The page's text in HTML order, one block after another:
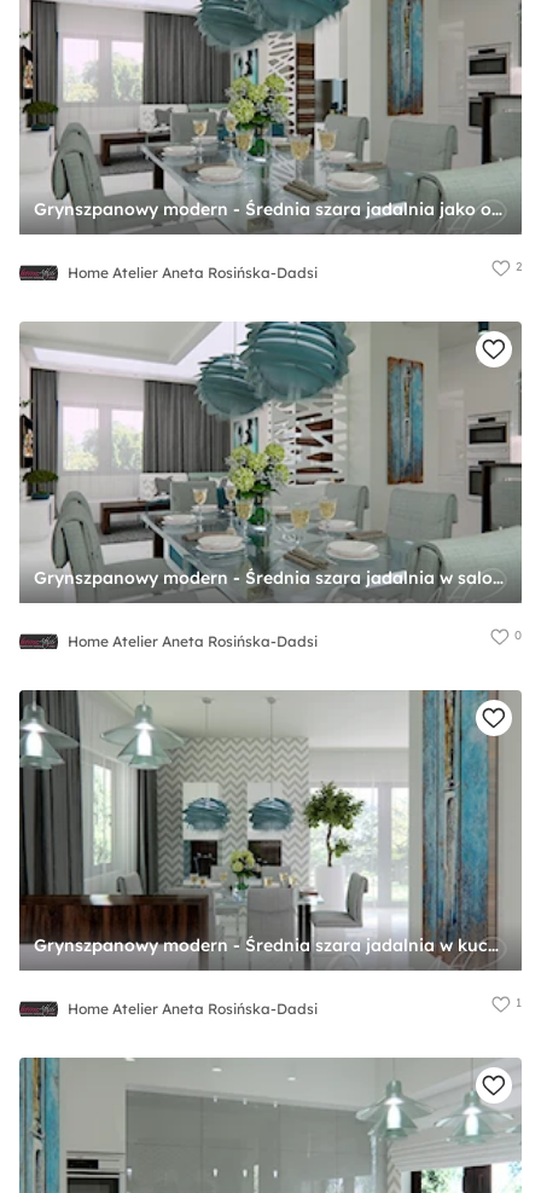
Grynszpanowy modern - Średnia szara jadalnia jako osobne pomieszczenie, styl nowoczesny - zdjęcie od Home Atelier Aneta Rosińska-Dadsi
Home Atelier Aneta Rosińska-Dadsi 2
Grynszpanowy modern - Średnia szara jadalnia w salonie, styl nowoczesny - zdjęcie od Home Atelier Aneta Rosińska-Dadsi
Home Atelier Aneta Rosińska-Dadsi 0
Grynszpanowy modern - Średnia szara jadalnia w kuchni, styl nowoczesny - zdjęcie od Home Atelier Aneta Rosińska-Dadsi
Home Atelier Aneta Rosińska-Dadsi 1